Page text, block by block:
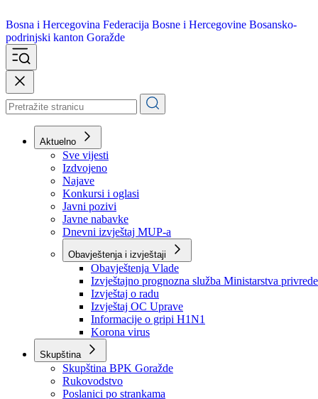
Bosna i Hercegovina
podrinjski kanton Goražde
Aktuelno
Sve vijesti
Izdvojeno
Najave
Konkursi i oglasi
Javni pozivi
Javne nabavke
Dnevni izvještaj MUP-a
Obavještenja i izvještaji
Obavještenja Vlade
Izvještajno prognozna služba Ministarstva privrede
Izvještaj o radu
Izvještaj OC Uprave
Informacije o gripi H1N1
Korona virus
Skupština